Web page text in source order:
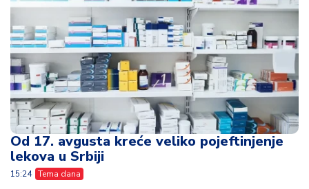
Od 17. avgusta kreće veliko pojeftinjenje
lekova u Srbiji
15:24 Tema dana